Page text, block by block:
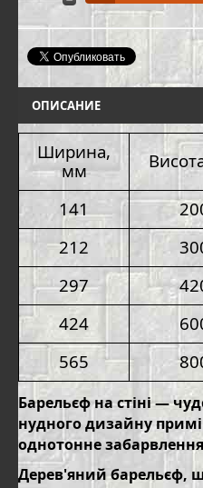
ОПИСАНИЕ
Ширина,
мм
141
212
297
424
565
Барельєф на стіні—
нудного дизайну
однотонне забарвлення
Дерев'яний барельєф,